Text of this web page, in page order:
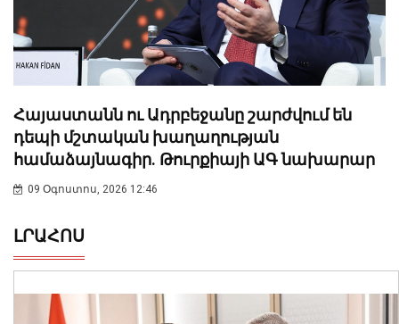
Հայաստանն ու Ադրբեջանը շարժվում են
դեպի մշտական խաղաղության
համաձայնագիր. Թուրքիայի ԱԳ նախարար
09 Օգոստոս, 2026 12:46
ԼՐԱՀՈՍ